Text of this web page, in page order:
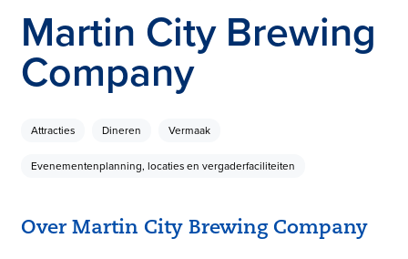
Martin City Brewing
Company
Attracties Dineren Vermaak
Evenementenplanning, locaties en vergaderfaciliteiten
Over Martin City Brewing Company